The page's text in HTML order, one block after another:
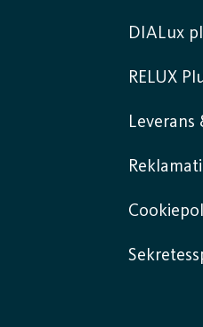
DIALux
RELUX
Leverans